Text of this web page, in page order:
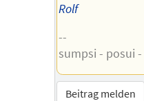
Rolf
--
sumpsi - posui
Beitrag melden